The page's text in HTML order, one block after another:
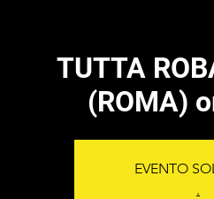
TUTTA
(ROMA)
EVENTO
.